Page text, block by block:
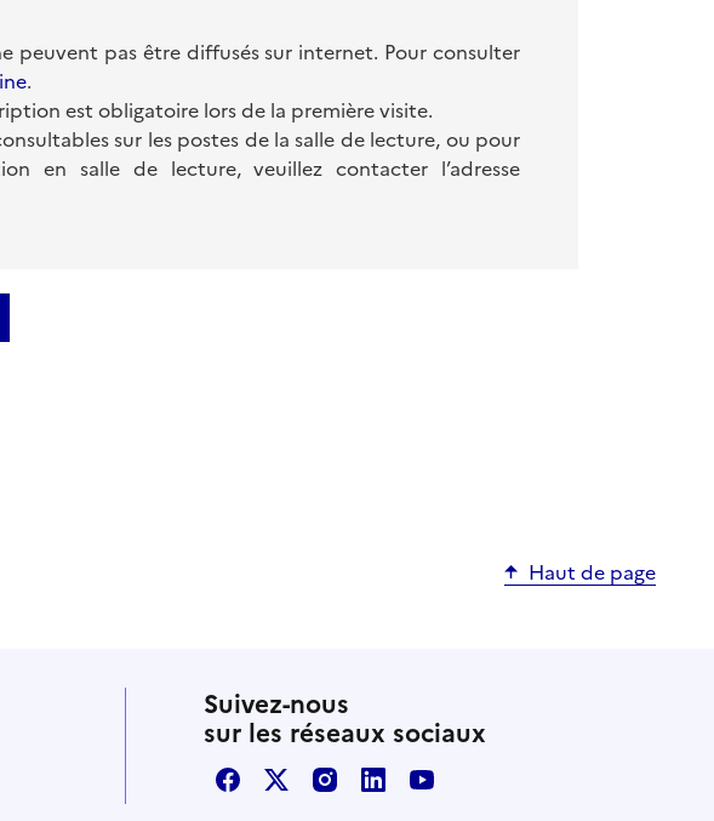
peuvent pas être diffusés sur internet. Pour consulter
.
est obligatoire lors de la première visite.
sur les postes de la salle de lecture, ou pour
en salle de lecture, veuillez contacter l’adresse
Haut de page
Suivez-nous
sur les réseaux sociaux
FacebookX / TwitterInstagram
LinkedInYoutube